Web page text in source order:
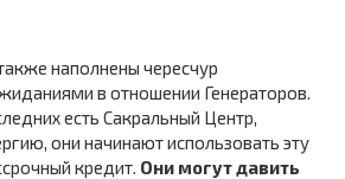
наполнены чересчур
в отношении Генераторов.
есть Сакральный Центр,
они начинают использовать эту
кредит. Они могут давить